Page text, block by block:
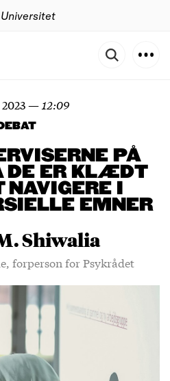
— 12:09
DEBAT
PÅ
DE ER KLÆDT
NAVIGERE I
EMNER
Shiwalia
forperson for Psykrådet